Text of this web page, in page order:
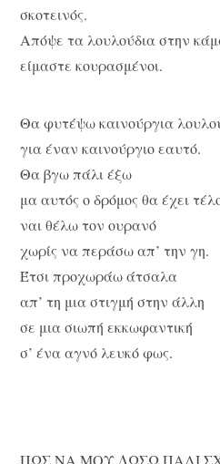
σκοτεινός.
Απόψε τα λουλούδια στην
είμαστε κουρασμένοι.
Θα φυτέψω καινούργια
για έναν καινούργιο εαυτό.
Θα βγω πάλι έξω
μα αυτός ο δρόμος θα έχει
ναι θέλω τον ουρανό
χωρίς να περάσω απ’ την γη.
Έτσι προχωράω άτσαλα
απ’ τη μια στιγμή στην άλλη
σε μια σιωπή εκκωφαντική
σ’ ένα αγνό λευκό φως.
ΠΩΣ ΝΑ ΜΟΥ ΔΩΣΩ ΠΑΛΙ